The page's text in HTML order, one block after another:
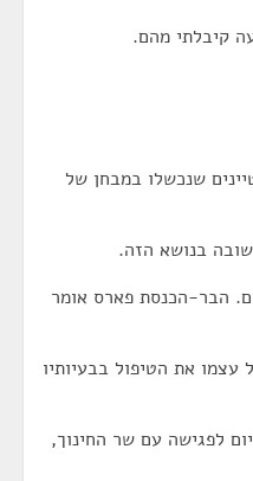
קיבלתי מהם.
שנכשלו במבחן של
בנושא הזה.
הבר-הכנסת פארס אומר
את הטיפול בבעיותיו
לפגישה עם שר החינוך,